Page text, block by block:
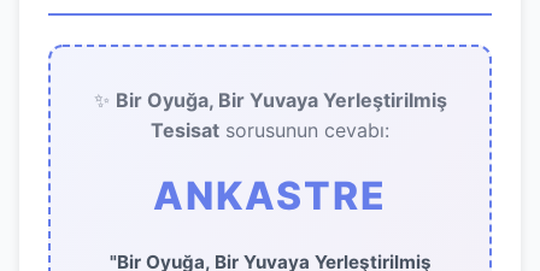
✨ Bir Oyuğa, Bir Yuvaya Yerleştirilmiş
Tesisat sorusunun cevabı:
ANKASTRE
"Bir Oyuğa, Bir Yuvaya Yerleştirilmiş